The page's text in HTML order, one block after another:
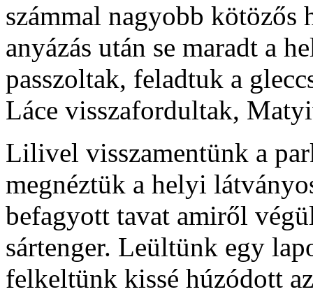
számmal nagyobb kötözős
anyázás után se maradt a
passzoltak, feladtuk a
Láce visszafordultak,
Lilivel visszamentünk a
megnéztük a helyi
befagyott tavat amiről
sártenger. Leültünk egy
felkeltünk kissé húzódott